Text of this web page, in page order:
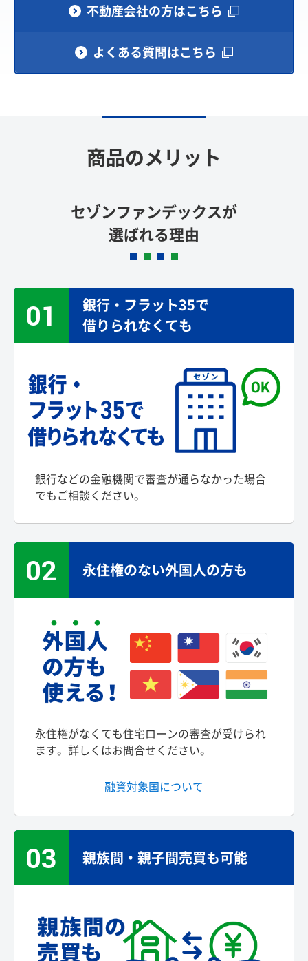
不動産会社の方はこちら
よくある質問はこちら
商品のメリット
セゾンファンデックスが
選ばれる理由
01
銀行・フラット35で
借りられなくても
銀行などの金融機関で審査が通らなかった場合
でもご相談ください。
02 永住権のない外国人の方も
永住権がなくても住宅ローンの審査が受けられ
ます。詳しくはお問合せください。
融資対象国について
03 親族間・親子間売買も可能